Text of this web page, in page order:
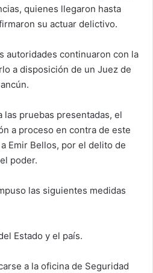
quienes llegaron hasta
su actuar delictivo.
autoridades continuaron con la
a disposición de un Juez de
las pruebas presentadas, el
a proceso en contra de este
Emir Bellos, por el delito de
poder.
las siguientes medidas
Estado y el país.
a la oficina de Seguridad